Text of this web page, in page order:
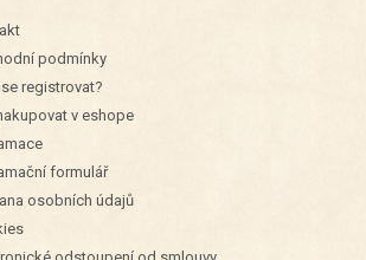
podmínky
registrovat?
v eshope
formulář
osobních údajů